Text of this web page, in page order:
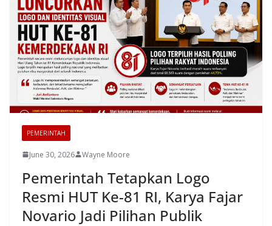
PEMERINTAH
June 30, 2026 Wayne Moore
Pemerintah Tetapkan Logo
Resmi HUT Ke-81 RI, Karya Fajar
Novario Jadi Pilihan Publik